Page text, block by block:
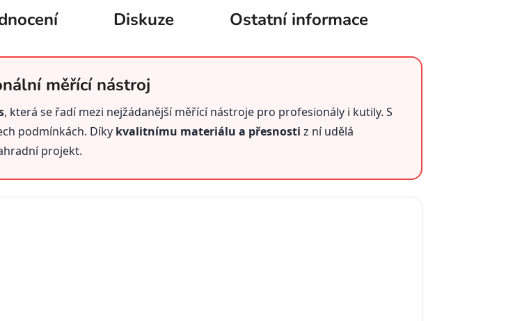
Diskuze Ostatní informace
měřící nástroj
, která se řadí mezi nejžádanější měřící nástroje pro profesionály i kutily. S
podmínkách. Díky kvalitnímu materiálu a přesnosti z ní udělá
projekt.